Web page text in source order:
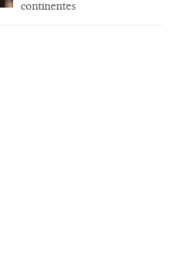
continentes